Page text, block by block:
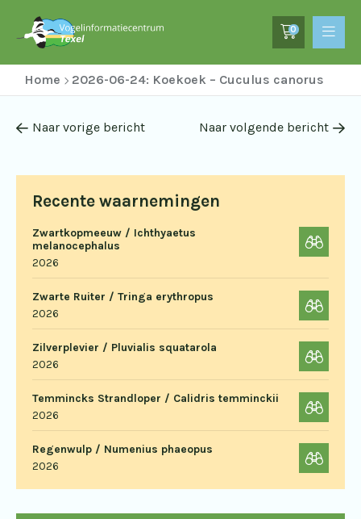
0
Home 2026-06-24: Koekoek – Cuculus canorus
Recente waarnemingen
Zwartkopmeeuw / Ichthyaetus
melanocephalus
2026
Zwarte Ruiter / Tringa erythropus
2026
Zilverplevier / Pluvialis squatarola
2026
Temmincks Strandloper / Calidris temminckii
2026
Regenwulp / Numenius phaeopus
2026
Naar vorige bericht Naar volgende bericht